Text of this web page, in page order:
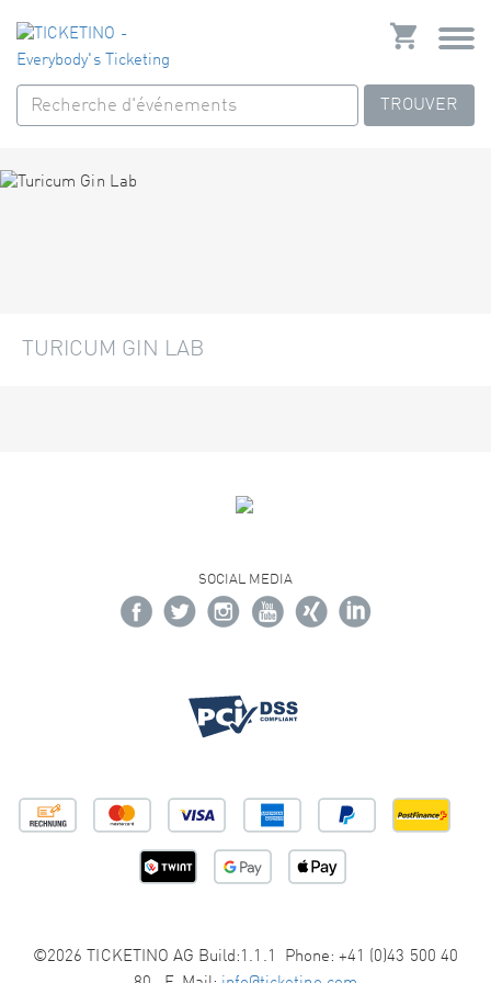
TROUVER
TURICUM GIN LAB
SOCIAL MEDIA
©2026 TICKETINO AG Build:1.1.1 Phone: +41 (0)43 500 40